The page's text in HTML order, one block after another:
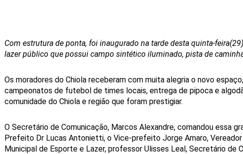
Com estrutura de ponta, foi inaugurado na tarde desta quinta-
lazer público que possui campo sintético iluminado, pista de
Os moradores do Chiola receberam com muita alegria o novo
campeonatos de futebol de times locais, entrega de pipoca e
comunidade do Chiola e região que foram prestigiar.
O Secretário de Comunicação, Marcos Alexandre, comandou essa
Prefeito Dr Lucas Antonietti, o Vice-prefeito Jorge Amaro, Vereador
Municipal de Esporte e Lazer, professor Ulisses Leal, Secretário de